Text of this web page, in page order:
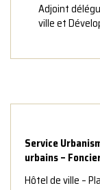
Adjoint
ville et
Service
urbains –
Hôtel de ville –